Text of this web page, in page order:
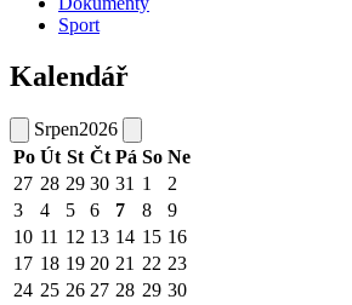
Sport
Kalendář
Srpen2026
Po Út St Čt Pá So Ne
27 28 29 30 31 1
2
3
4 5 6 7 8
9
10 11 12 13 14 15 16
17 18 19 20 21 22 23
24 25 26 27 28 29 30